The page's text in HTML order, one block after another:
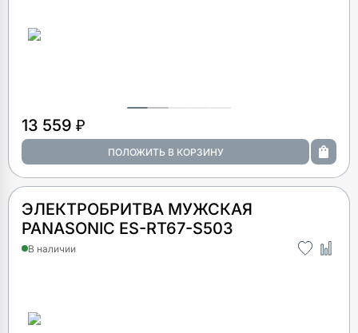
13 559 ₽
ЭЛЕКТРОБРИТВА МУЖСКАЯ
PANASONIC ES-RT67-S503
В наличии